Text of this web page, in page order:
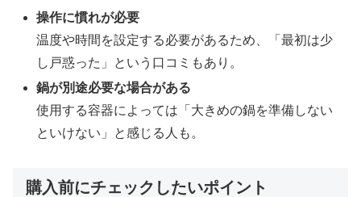
操作に慣れが必要
温度や時間を設定する必要があるため、「最初は少
し戸惑った」という口コミもあり。
鍋が別途必要な場合がある
使用する容器によっては「大きめの鍋を準備しない
といけない」と感じる人も。
購入前にチェックしたいポイント